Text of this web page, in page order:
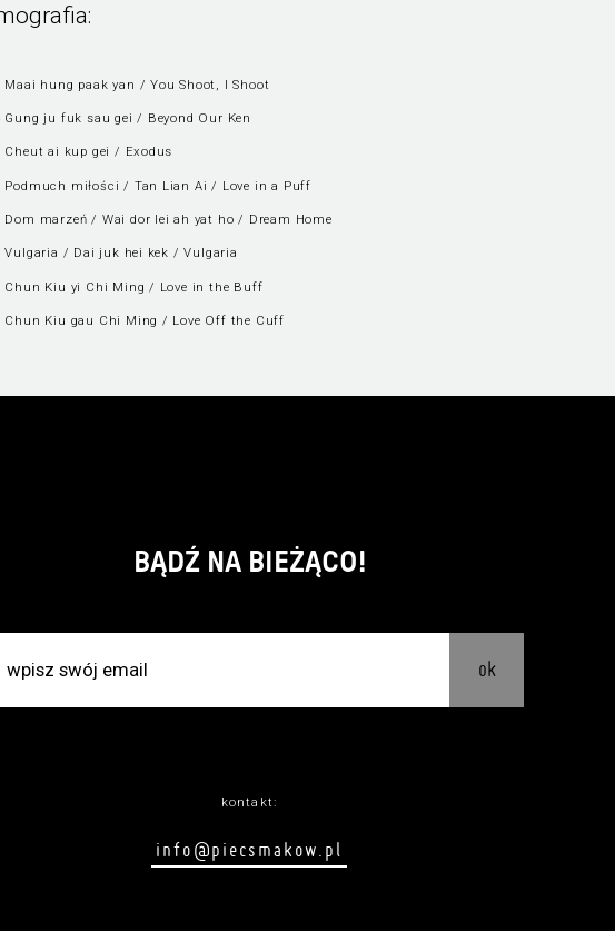
Maai hung paak yan / You Shoot, I Shoot
Gung ju fuk sau gei / Beyond Our Ken
Cheut ai kup gei / Exodus
Podmuch miłości / Tan Lian Ai / Love in a Puff
Dom marzeń / Wai dor lei ah yat ho / Dream Home
Vulgaria / Dai juk hei kek / Vulgaria
Chun Kiu yi Chi Ming / Love in the Buff
Chun Kiu gau Chi Ming / Love Off the Cuff
BĄDŹ NA BIEŻĄCO!
ok
kontakt:
info@piecsmakow.pl